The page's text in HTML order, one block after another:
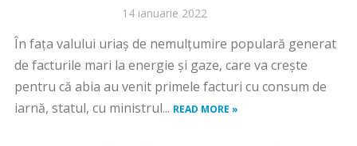
14 ianuarie 2022
În fața valului uriaș de nemulțumire populară generat
de facturile mari la energie și gaze, care va crește
pentru că abia au venit primele facturi cu consum de
iarnă, statul, cu ministrul... READ MORE »